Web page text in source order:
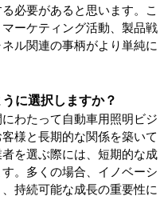
必要があると思います。こ
ーケティング活動、製品戦
ル関連の事柄がより単純に
に選択しますか？
わたって自動車用照明ビジ
様と長期的な関係を築いて
を選ぶ際には、短期的な成
。多くの場合、イノベーシ
持続可能な成長の重要性に